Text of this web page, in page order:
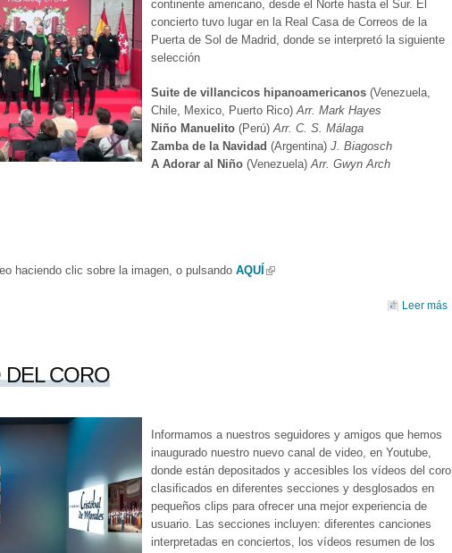
continente americano, desde el Norte hasta el Sur. El
concierto tuvo lugar en la Real Casa de Correos de la
Puerta de Sol de Madrid, donde se interpretó la siguiente
selección
Suite de villancicos hipanoamericanos (Venezuela,
Chile, Mexico, Puerto Rico) Arr. Mark Hayes
Niño Manuelito (Perú) Arr. C. S. Málaga
Zamba de la Navidad (Argentina) J. Biagosch
A Adorar al Niño (Venezuela) Arr. Gwyn Arch
haciendo clic sobre la imagen, o pulsando AQUÍ (link is external)
Leer más
CORO
Informamos a nuestros seguidores y amigos que hemos
inaugurado nuestro nuevo canal de video, en Youtube,
donde están depositados y accesibles los vídeos del coro,
clasificados en diferentes secciones y desglosados en
pequeños clips para ofrecer una mejor experiencia de
usuario. Las secciones incluyen: diferentes canciones
interpretadas en conciertos, los vídeos resumen de los